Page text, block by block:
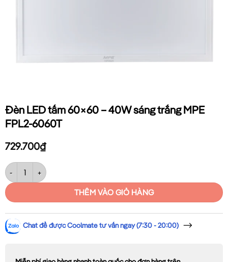
Đèn LED tấm 60×60 – 40W sáng trắng MPE
FPL2-6060T
729.700₫
Đèn LED tấm 60×60 – 40W sáng trắng MPE FPL2-6060T số lượng
THÊM VÀO GIỎ HÀNG
Chat để được Coolmate tư vấn ngay (7:30 - 20:00)